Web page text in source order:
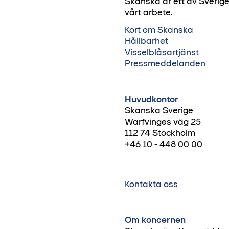
vårt arbete.
Kort om Skanska
Hållbarhet
Visselblåsartjänst
Pressmeddelanden
Huvudkontor
Skanska Sverige
Warfvinges väg 25
112 74 Stockholm
+46 10 - 448 00 00
Kontakta oss
Om koncernen